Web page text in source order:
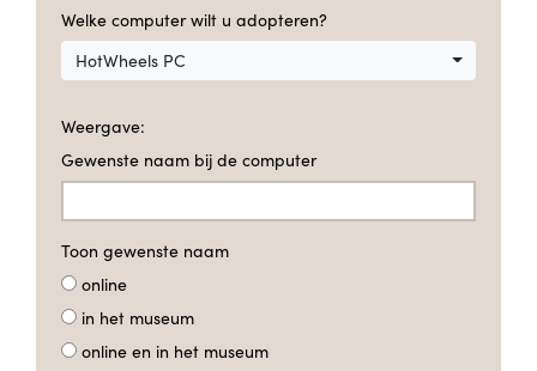
Welke computer wilt u adopteren?
HotWheels PC
Weergave:
Gewenste naam bij de computer
Toon gewenste naam
online
in het museum
online en in het museum